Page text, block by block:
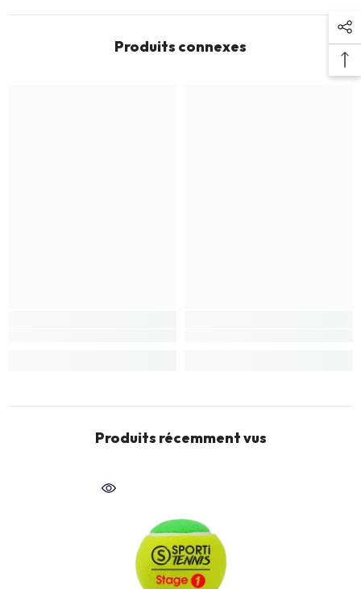
Produits connexes
Produits récemment vus